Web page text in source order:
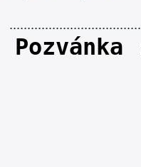
Pozvánka